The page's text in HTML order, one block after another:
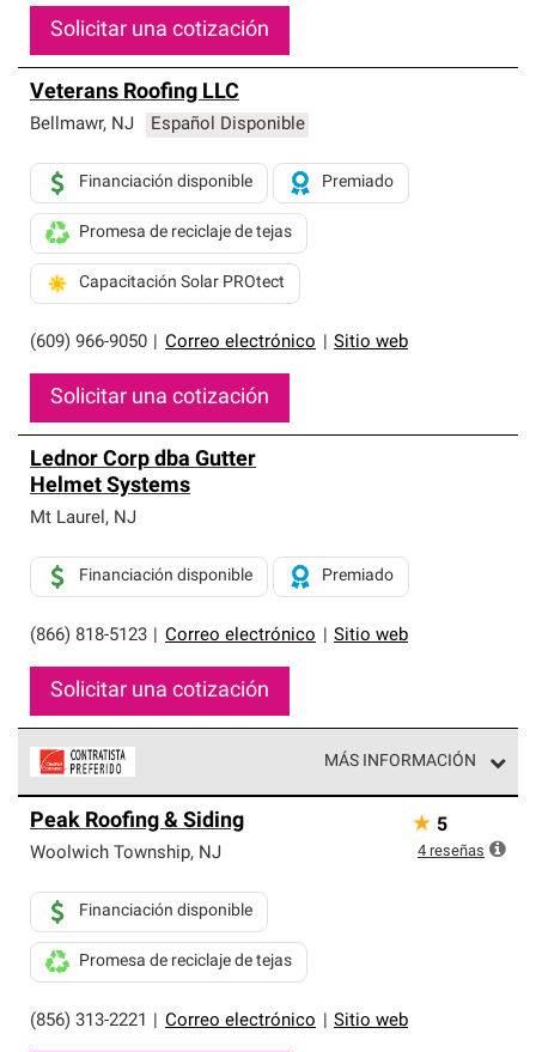
Solicitar una cotización
Veterans Roofing LLC
Bellmawr, NJ Español Disponible
(609) 966-9050 Correo electrónico Sitio web
Financiación disponible Premiado
Promesa de reciclaje de tejas
Capacitación Solar PROtect
Solicitar una cotización
Lednor Corp dba Gutter
Helmet Systems
Mt Laurel, NJ
(866) 818-5123 Correo electrónico Sitio web
Financiación disponible Premiado
Solicitar una cotización
MÁS INFORMACIÓN
parte de una red exclusiva de profesionales de techos
que cumplen con altos estándares y requisitos estrictos
Peak Roofing & Siding
Woolwich Township, NJ
(856) 313-2221 Correo electrónico Sitio web
Financiación disponible
Promesa de reciclaje de tejas
★ 5
4 reseñas